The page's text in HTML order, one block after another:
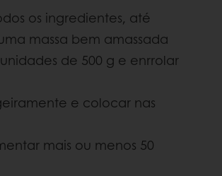
os ingredientes, até
massa bem amassada
de 500 g e enrrolar
e colocar nas
mais ou menos 50